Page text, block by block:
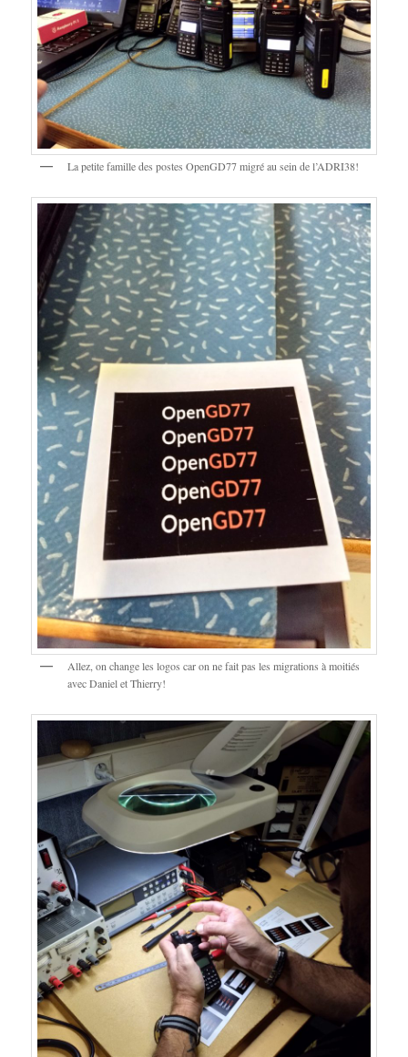
La petite famille des postes OpenGD77 migré au sein de l’ADRI38!
Allez, on change les logos car on ne fait pas les migrations à moitiés
avec Daniel et Thierry!